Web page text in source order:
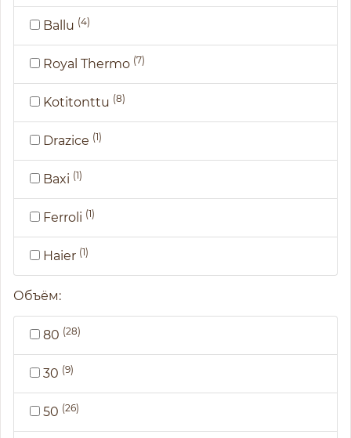
Ballu (4)
Royal Thermo (7)
Kotitonttu (8)
Drazice (1)
Baxi (1)
Ferroli (1)
Haier (1)
Объём:
80 (28)
30 (9)
50 (26)